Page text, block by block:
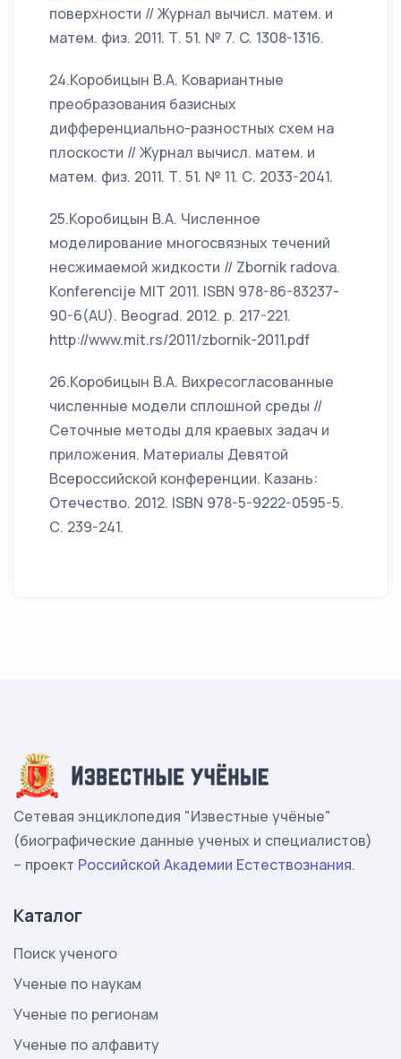
поверхности // Журнал вычисл. матем. и
матем. физ. 2011. Т. 51. № 7. C. 1308-1316.
24.Коробицын В.А. Ковариантные
преобразования базисных
дифференциально-разностных схем на
плоскости // Журнал вычисл. матем. и
матем. физ. 2011. Т. 51. № 11. С. 2033-2041.
25.Коробицын В.А. Численное
моделирование многосвязных течений
несжимаемой жидкости // Zbornik radova.
Konferencije MIT 2011. ISBN 978-86-83237-
90-6(AU). Beograd. 2012. p. 217-221.
http://www.mit.rs/2011/zbornik-2011.pdf
26.Коробицын В.А. Вихресогласованные
численные модели сплошной среды //
Сеточные методы для краевых задач и
приложения. Материалы Девятой
Всероссийской конференции. Казань:
Отечество. 2012. ISBN 978-5-9222-0595-5.
С. 239-241.
Сетевая энциклопедия "Известные учёные"
(биографические данные ученых и специалистов)
– проект Российской Академии Естествознания.
Каталог
Поиск ученого
Ученые по наукам
Ученые по регионам
Ученые по алфавиту